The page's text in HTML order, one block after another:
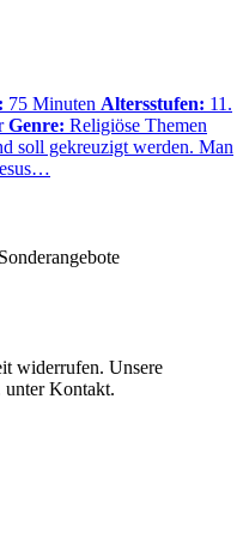
75 Minuten Altersstufen: 11.
Genre: Religiöse Themen
soll gekreuzigt werden. Man
widerrufen. Unsere
unter Kontakt.